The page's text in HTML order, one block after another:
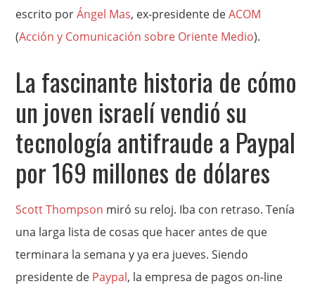
escrito porÁngel Mas, ex-presidente deACOM
(Acción y Comunicación sobre Oriente Medio).
La fascinante historia de cómo
un joven israelí vendió su
tecnología antifraude a Paypal
por 169 millones de dólares
Scott Thompson miró su reloj. Iba con retraso. Tenía
una larga lista de cosas que hacer antes de que
terminara la semana y ya era jueves. Siendo
presidente de Paypal, la empresa de pagos on-line